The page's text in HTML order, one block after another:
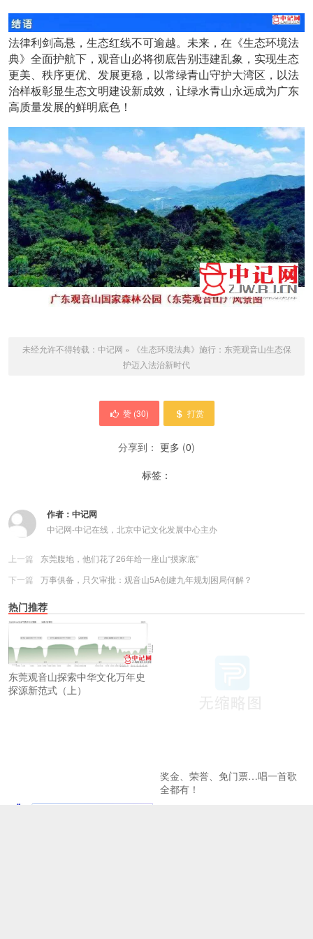
法律利剑高悬，生态红线不可逾越。未来，在《生态环境法
典》全面护航下，观音山必将彻底告别违建乱象，实现生态
更美、秩序更优、发展更稳，以常绿青山守护大湾区，以法
治样板彰显生态文明建设新成效，让绿水青山永远成为广东
高质量发展的鲜明底色！
未经允许不得转载： 中记网 »
《生态环境法典》施行：东莞观音山生态保
护迈入法治新时代
赞 (30) 打赏
分享到： 更多 (0)
标签：
作者： 中记网
中记网-中记在线，北京中记文化发展中心主办
上一篇
东莞腹地，他们花了26年给一座山“摸家底”
下一篇
万事俱备，只欠审批：观音山5A创建九年规划困局何解？
热门推荐
东莞观音山探索中华文化万年史
探源新范式（上）
奖金、荣誉、免门票…唱一首歌
全都有！